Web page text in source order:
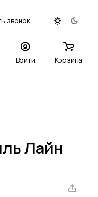
звонок
Войти Корзина
Лайн